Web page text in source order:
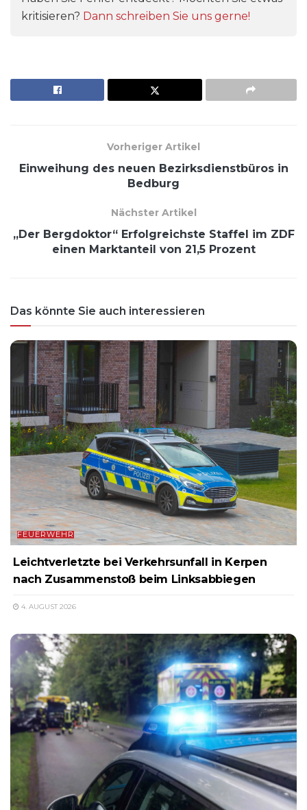
kritisieren? Dann schreiben Sie uns gerne!
Vorheriger Artikel
Einweihung des neuen Bezirksdienstbüros in
Bedburg
Nächster Artikel
„Der Bergdoktor“ Erfolgreichste Staffel im ZDF
einen Marktanteil von 21,5 Prozent
Das könnte Sie auch interessieren
FEUERWEHR
Leichtverletzte bei Verkehrsunfall in Kerpen
nach Zusammenstoß beim Linksabbiegen
4. AUGUST 2026